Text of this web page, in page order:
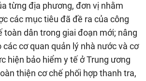
từng địa phương, đơn vị nhằm
các mục tiêu đã đề ra của công
toàn dân trong giai đoạn mới; nâng
các cơ quan quản lý nhà nước và cơ
hiện bảo hiểm y tế ở Trung ương
thiện cơ chế phối hợp thanh tra,